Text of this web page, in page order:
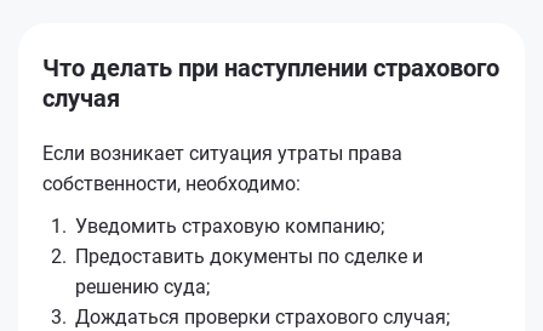
Что делать при наступлении страхового
случая
Если возникает ситуация утраты права
собственности, необходимо:
Уведомить страховую компанию;
Предоставить документы по сделке и
решению суда;
Дождаться проверки страхового случая;